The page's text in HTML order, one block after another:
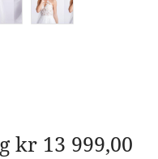
kr 13 999,00